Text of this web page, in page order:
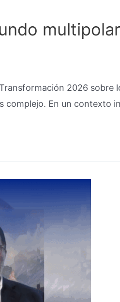
multipolar
2026 sobre
complejo. En un contexto